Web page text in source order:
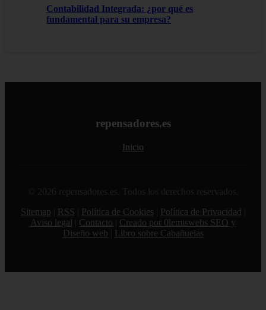
Contabilidad Integrada: ¿por qué es
fundamental para su empresa?
repensadores.es
Inicio
© 2026 repensadores.es. Todos los derechos reservados.
Sitemap
RSS Política de Cookies Política de Privacidad
Aviso legal
Contacto
Creado por 0lemiswebs SEO y
Diseño web
Libro sobre Cabañuelas